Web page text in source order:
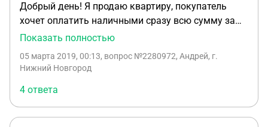
Добрый день! Я продаю квартиру, покупатель
хочет оплатить наличными сразу всю сумму за
квартиру. До подписания договора ДКП. Можно
приема передачи квартиры и передавать её
собственности ещё не перешло (регистрация
договора ещё не прошла) покупателю, а акт
подписан. Кто несёт в таком случае
Показать полностью
05 марта 2019, 00:13, вопрос №2280972, Андрей, г.
Нижний Новгород
4 ответа